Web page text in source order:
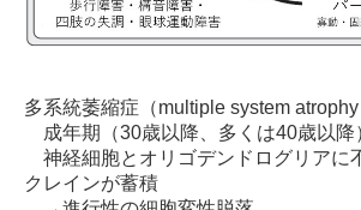
多系統萎縮症（multiple system atrophy
成年期（30歳以降、多くは40歳以降
神経細胞とオリゴデンドログリアに
クレインが蓄積